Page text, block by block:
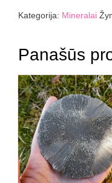
krištolo
drūza
Kategorija: Mineralai
Panašūs